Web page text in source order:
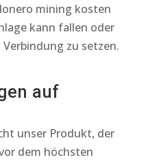
mining kosten
kann fallen oder
zu setzen.
auf
unser Produkt, der
dem höchsten